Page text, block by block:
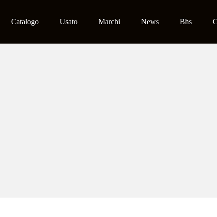
Catalogo Usato Marchi News Bhs